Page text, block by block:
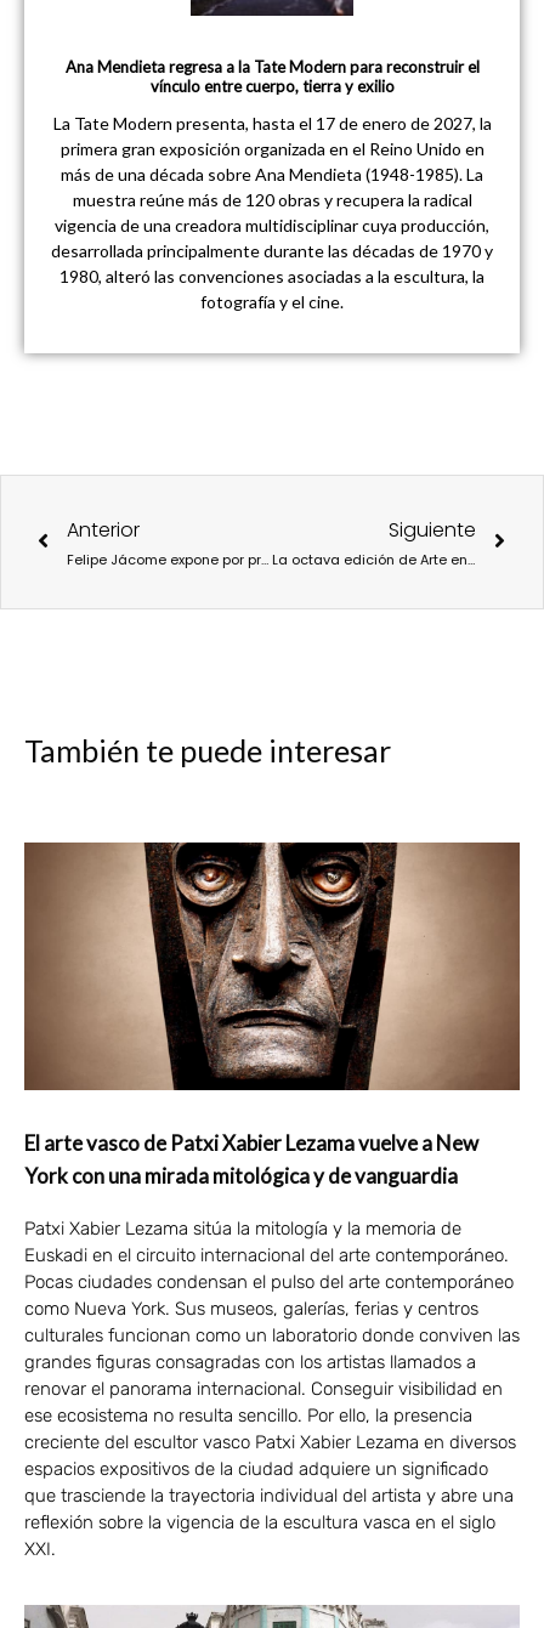
Ana Mendieta regresa a la Tate Modern para reconstruir el
vínculo entre cuerpo, tierra y exilio
La Tate Modern presenta, hasta el 17 de enero de 2027, la
primera gran exposición organizada en el Reino Unido en
más de una década sobre Ana Mendieta (1948-1985). La
muestra reúne más de 120 obras y recupera la radical
vigencia de una creadora multidisciplinar cuya producción,
desarrollada principalmente durante las décadas de 1970 y
1980, alteró las convenciones asociadas a la escultura, la
fotografía y el cine.
Anterior
Felipe Jácome expone por primera vez en España su proyecto fotográfico ´Caminantes´
Siguiente
La octava edición de Arte en la Red continuará en Casa de América hasta fin de año.
También te puede interesar
El arte vasco de Patxi Xabier Lezama vuelve a New
York con una mirada mitológica y de vanguardia
Patxi Xabier Lezama sitúa la mitología y la memoria de
Euskadi en el circuito internacional del arte contemporáneo.
Pocas ciudades condensan el pulso del arte contemporáneo
como Nueva York. Sus museos, galerías, ferias y centros
culturales funcionan como un laboratorio donde conviven las
grandes figuras consagradas con los artistas llamados a
renovar el panorama internacional. Conseguir visibilidad en
ese ecosistema no resulta sencillo. Por ello, la presencia
creciente del escultor vasco Patxi Xabier Lezama en diversos
espacios expositivos de la ciudad adquiere un significado
que trasciende la trayectoria individual del artista y abre una
reflexión sobre la vigencia de la escultura vasca en el siglo
XXI.